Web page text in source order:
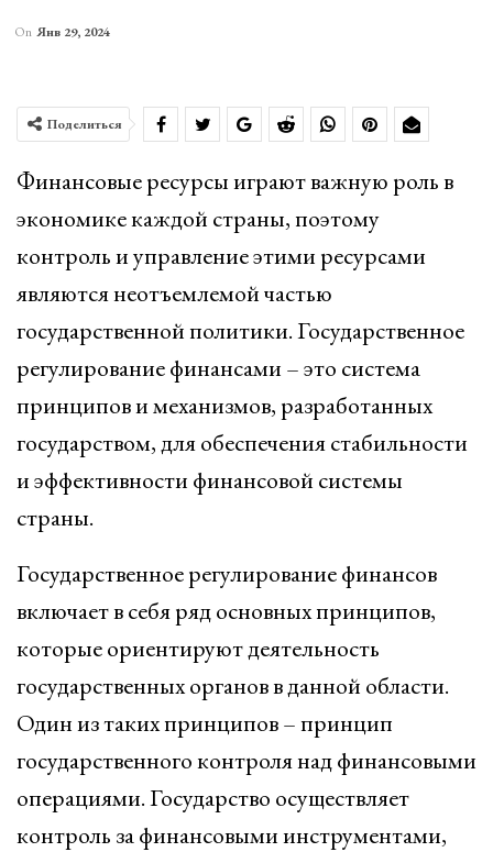
On Янв 29, 2024
Поделиться
Финансовые ресурсы играют важную роль в
экономике каждой страны, поэтому
контроль и управление этими ресурсами
являются неотъемлемой частью
государственной политики. Государственное
регулирование финансами – это система
принципов и механизмов, разработанных
государством, для обеспечения стабильности
и эффективности финансовой системы
страны.
Государственное регулирование финансов
включает в себя ряд основных принципов,
которые ориентируют деятельность
государственных органов в данной области.
Один из таких принципов – принцип
государственного контроля над финансовыми
операциями. Государство осуществляет
контроль за финансовыми инструментами,